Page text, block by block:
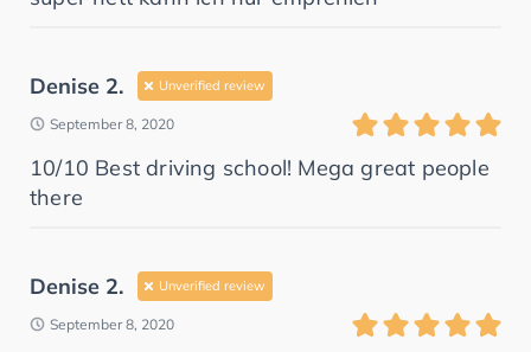
Denise 2. Unverified review
September 8, 2020
10/10 Best driving school! Mega great people
there
Denise 2. Unverified review
September 8, 2020